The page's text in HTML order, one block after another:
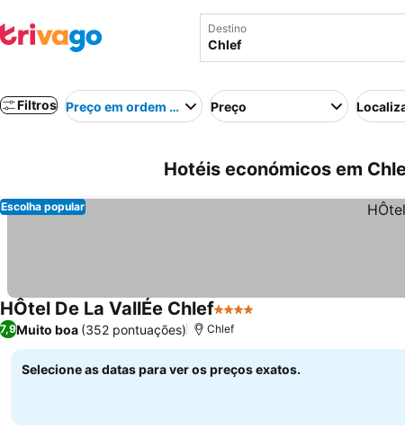
Destino
Filtros Preço em ordem crescentePreço
Hotéis económicos em
Escolha popular
HÔtel De La VallÉe Chlef4 Estrelas
7,9Muito boa (352 pontuações) Chlef
Selecione as datas para ver os preços exatos.